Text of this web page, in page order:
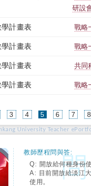
研設
學計畫表 戰略
學計畫表 戰略
學計畫表 共同
學計畫表 戰略
3 4 5(current)
6 7 8
University Teacher
教師歷程問與答:
Q: 開放給何種身份
A: 目前開放給淡江
使用。